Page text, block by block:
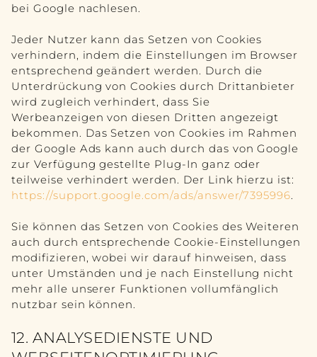
bei Google nachlesen.
Jeder Nutzer kann das Setzen von Cookies
verhindern, indem die Einstellungen im Browser
entsprechend geändert werden. Durch die
Unterdrückung von Cookies durch Drittanbieter
wird zugleich verhindert, dass Sie
Werbeanzeigen von diesen Dritten angezeigt
bekommen. Das Setzen von Cookies im Rahmen
der Google Ads kann auch durch das von Google
zur Verfügung gestellte Plug-In ganz oder
teilweise verhindert werden. Der Link hierzu ist:
https://support.google.com/ads/answer/7395996.
Sie können das Setzen von Cookies des Weiteren
auch durch entsprechende Cookie-Einstellungen
modifizieren, wobei wir darauf hinweisen, dass
unter Umständen und je nach Einstellung nicht
mehr alle unserer Funktionen vollumfänglich
nutzbar sein können.
12. ANALYSEDIENSTE UND